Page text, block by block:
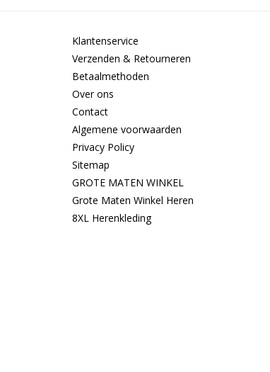
Klantenservice
Verzenden & Retourneren
Betaalmethoden
Over ons
Contact
Algemene voorwaarden
Privacy Policy
Sitemap
GROTE MATEN WINKEL
Grote Maten Winkel Heren
8XL Herenkleding